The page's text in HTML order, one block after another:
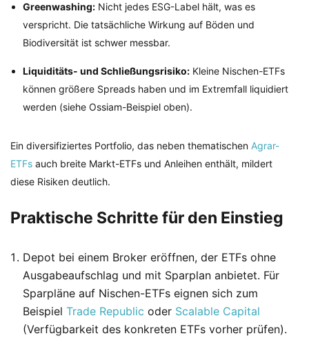
Greenwashing: Nicht jedes ESG-Label hält, was es
verspricht. Die tatsächliche Wirkung auf Böden und
Biodiversität ist schwer messbar.
Liquiditäts- und Schließungsrisiko: Kleine Nischen-ETFs
können größere Spreads haben und im Extremfall liquidiert
werden (siehe Ossiam-Beispiel oben).
Ein diversifiziertes Portfolio, das neben thematischen Agrar-
ETFs auch breite Markt-ETFs und Anleihen enthält, mildert
diese Risiken deutlich.
Praktische Schritte für den Einstieg
Depot bei einem Broker eröffnen, der ETFs ohne
Ausgabeaufschlag und mit Sparplan anbietet. Für
Sparpläne auf Nischen-ETFs eignen sich zum
Beispiel Trade Republic oder Scalable Capital
(Verfügbarkeit des konkreten ETFs vorher prüfen).